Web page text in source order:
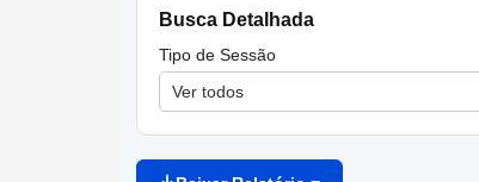
Busca Detalhada
Tipo de Sessão